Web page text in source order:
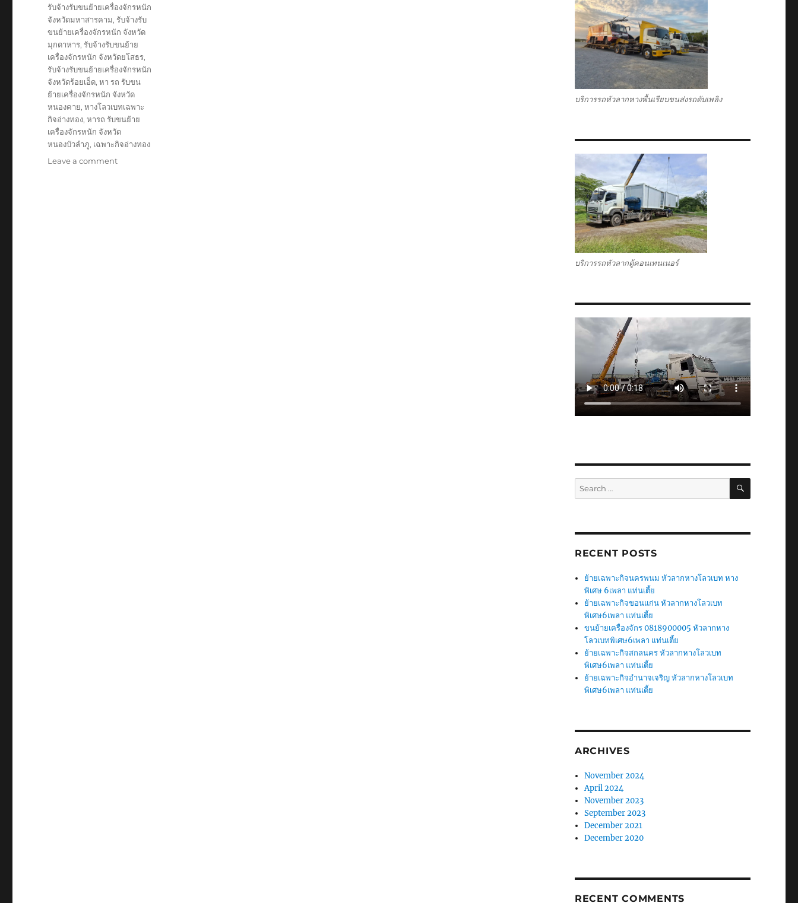
รับจ้างรับขนย้ายเครื่องจักรหนัก
จังหวัดมหาสารคาม,รับจ้างรับ
ขนย้ายเครื่องจักรหนัก จังหวัด
มุกดาหาร,รับจ้างรับขนย้าย
เครื่องจักรหนัก จังหวัดยโสธร,
รับจ้างรับขนย้ายเครื่องจักรหนัก
จังหวัดร้อยเอ็ด,หา รถ รับขน
ย้ายเครื่องจักรหนัก จังหวัด
หนองคาย,หางโลวเบทเฉพาะ
กิจอ่างทอง,หารถ รับขนย้าย
เครื่องจักรหนัก จังหวัด
หนองบัวลำภู, เฉพาะกิจอ่างทอง
Leave a commenton
บริการรถหัวลากหางพื้นเรียบขนส่งรถดับเพลิง
บริการรถหัวลากตู้คอนเทนเนอร์
Search
for:
SEARCH
RECENT POSTS
ย้ายเฉพาะกิจนครพนม หัวลากหางโลวเบท หาง
พิเศษ 6เพลา แท่นเตี้ย
ย้ายเฉพาะกิจขอนแก่น หัวลากหางโลวเบท
พิเศษ6เพลา แท่นเตี้ย
ขนย้ายเครื่องจักร 0818900005 หัวลากหาง
โลวเบทพิเศษ6เพลา แท่นเตี้ย
ย้ายเฉพาะกิจสกลนคร หัวลากหางโลวเบท
พิเศษ6เพลา แท่นเตี้ย
ย้ายเฉพาะกิจอำนาจเจริญ หัวลากหางโลวเบท
พิเศษ6เพลา แท่นเตี้ย
ARCHIVES
November 2024
April 2024
November 2023
September 2023
December 2021
December 2020
RECENT COMMENTS